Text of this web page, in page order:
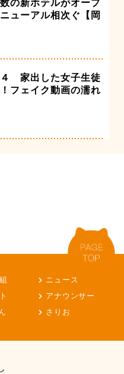
の新ホテルがオープ
ューアル相次ぐ【岡
家出した女子生徒
フェイク動画の濡れ
ニュース
アナウンサー
さりお